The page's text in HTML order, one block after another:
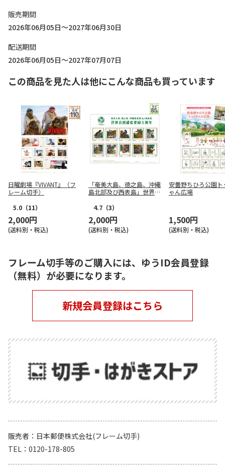
販売期間
2026年06月05日～2027年06月30日
配送期間
2026年06月05日～2027年07月07日
この商品を見た人は他にこんな商品も買っています
日曜劇場『VIVANT』（フ
レーム切手）
5.0 （11）
2,000円
(送料別・税込)
「奄美大島、徳之島、沖縄
島北部及び西表島」世界自
切手セット
4.7 （3）
2,000円
(送料別・税込)
安曇野ちひろ公園ト
ゃん広場
1,500円
(送料別・税込)
フレーム切手等のご購入には、ゆうID会員登録
（無料）が必要になります。
新規会員登録はこちら
販売者
日本郵便株式会社(フレーム切手)
TEL
0120-178-805